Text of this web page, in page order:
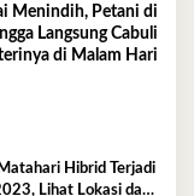
Menindih, Petani di
Langsung Cabuli
di Malam Hari
Hibrid Terjadi
Lihat Lokasi dan